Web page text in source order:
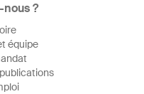
?
équipe